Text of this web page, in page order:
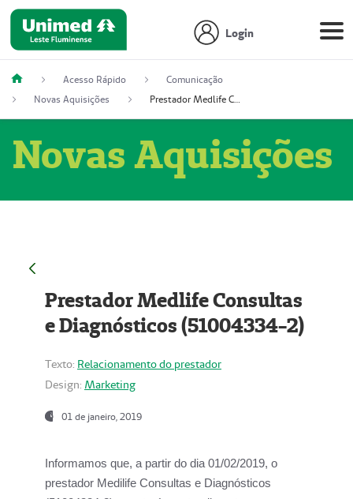
Login
Acesso Rápido
Comunicação
Novas Aquisições
Prestador Medlife Consultas e Diagnósticos (51004334-2)
Novas Aquisições
Prestador Medlife Consultas
e Diagnósticos (51004334-2)
Texto: Relacionamento do prestador
Design: Marketing
01 de janeiro, 2019
Informamos que, a partir do dia 01/02/2019, o
prestador Medilife Consultas e Diagnósticos